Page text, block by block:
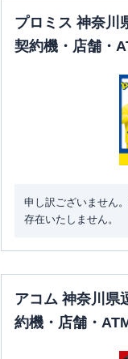
プロミス 神奈川
契約機・店舗・
申し訳ございません
存在いたしません。
アコム 神奈川県
約機・店舗・